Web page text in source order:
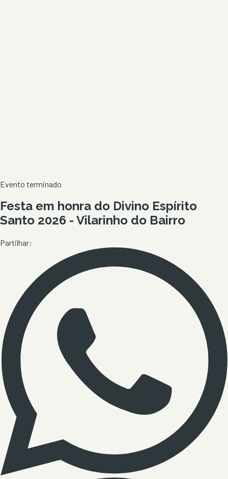
Evento terminado
Festa em honra do Divino Espírito
Santo 2026 - Vilarinho do Bairro
Partilhar: